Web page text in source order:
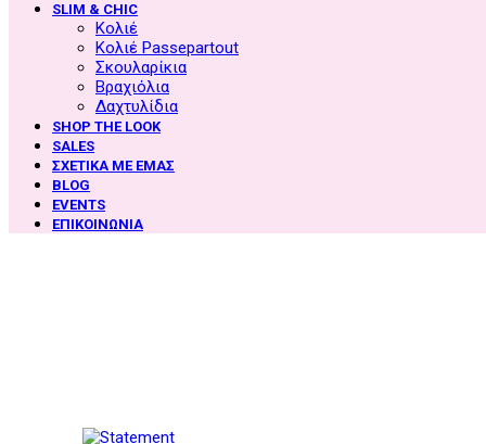
SLIM & CHIC
Κολιέ
Κολιέ Passepartout
Σκουλαρίκια
Βραχιόλια
Δαχτυλίδια
SHOP THE LOOK
SALES
ΣΧΕΤΙΚΑ ΜΕ ΕΜΑΣ
BLOG
EVENTS
ΕΠΙΚΟΙΝΩΝΙΑ